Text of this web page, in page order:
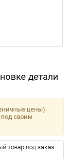
детали
цены).
своим
товар под заказ.